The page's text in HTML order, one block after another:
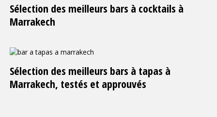
Sélection des meilleurs bars à cocktails à
Marrakech
Sélection des meilleurs bars à tapas à
Marrakech, testés et approuvés